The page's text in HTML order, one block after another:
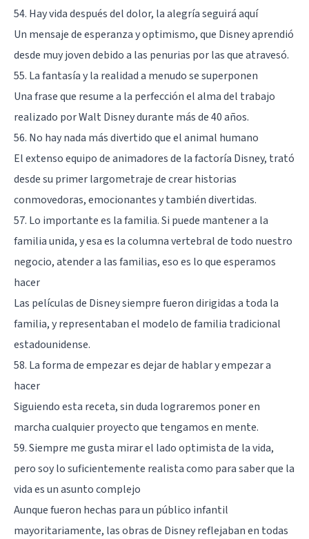
54. Hay vida después del dolor, la alegría seguirá aquí
Un mensaje de esperanza y optimismo, que Disney aprendió
desde muy joven debido a las penurias por las que atravesó.
55. La fantasía y la realidad a menudo se superponen
Una frase que resume a la perfección el alma del trabajo
realizado por Walt Disney durante más de 40 años.
56. No hay nada más divertido que el animal humano
El extenso equipo de animadores de la factoría Disney, trató
desde su primer largometraje de crear historias
conmovedoras, emocionantes y también divertidas.
57. Lo importante es la familia. Si puede mantener a la
familia unida, y esa es la columna vertebral de todo nuestro
negocio, atender a las familias, eso es lo que esperamos
hacer
Las películas de Disney siempre fueron dirigidas a toda la
familia, y representaban el modelo de familia tradicional
estadounidense.
58. La forma de empezar es dejar de hablar y empezar a
hacer
Siguiendo esta receta, sin duda lograremos poner en
marcha cualquier proyecto que tengamos en mente.
59. Siempre me gusta mirar el lado optimista de la vida,
pero soy lo suficientemente realista como para saber que la
vida es un asunto complejo
Aunque fueron hechas para un público infantil
mayoritariamente, las obras de Disney reflejaban en todas